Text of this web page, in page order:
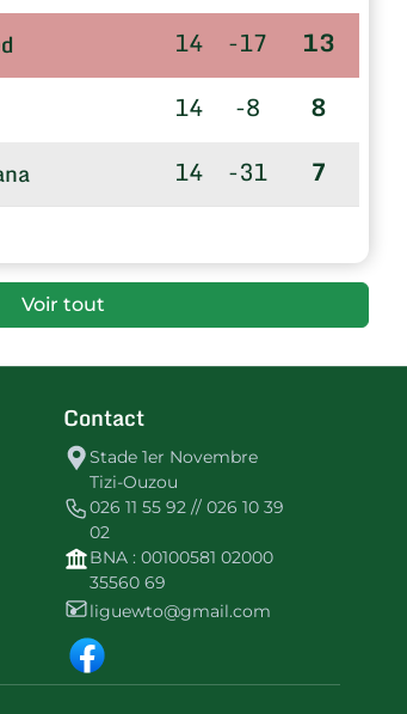
14 -17 13
14 -8 8
14 -31 7
Voir tout
Contact
Stade 1er Novembre
Tizi-Ouzou
026 11 55 92 // 026 10 39
02
BNA : 00100581 02000
35560 69
liguewto@gmail.com